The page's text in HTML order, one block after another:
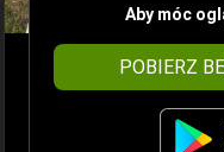
Aby móc
POBIERZ